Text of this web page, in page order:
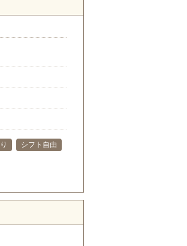
シフト自由